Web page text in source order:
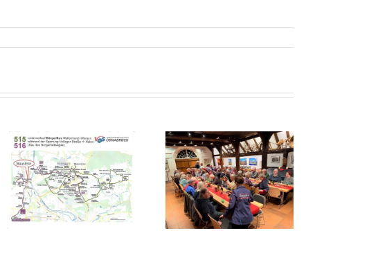
Volles Haus bei der
Weihnachtsfeier